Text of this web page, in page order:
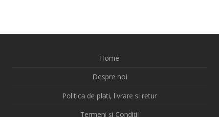
Home
Despre noi
Politica de plati, livrare si retur
Termeni și Condiții